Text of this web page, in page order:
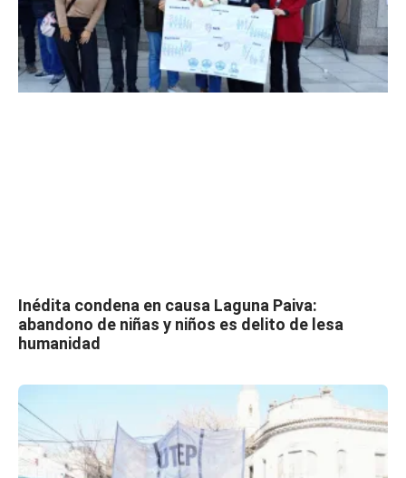
Inédita condena en causa Laguna Paiva:
abandono de niñas y niños es delito de lesa
humanidad